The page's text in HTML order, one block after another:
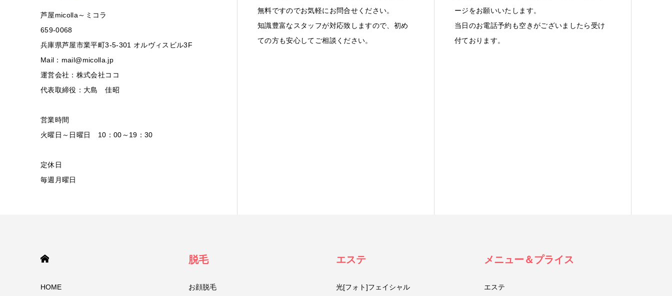
芦屋micolla～ミコラ
659-0068
兵庫県芦屋市業平町3-5-301 オルヴィスビル3F
Mail：mail@micolla.jp
運営会社：株式会社ココ
代表取締役：大島 佳昭
営業時間
火曜日～日曜日 10：00～19：30
定休日
毎週月曜日
無料ですのでお気軽にお問合せください。
知識豊富なスタッフが対応致しますので、初め
ての方も安心してご相談ください。
ージをお願いいたします。
当日のお電話予約も空きがございましたら受け
付ております。
HOME
脱毛
お顔脱毛
エステ
光[フォト]フェイシャル
メニュー＆プライス
エステ